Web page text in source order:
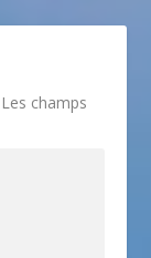
Les champs